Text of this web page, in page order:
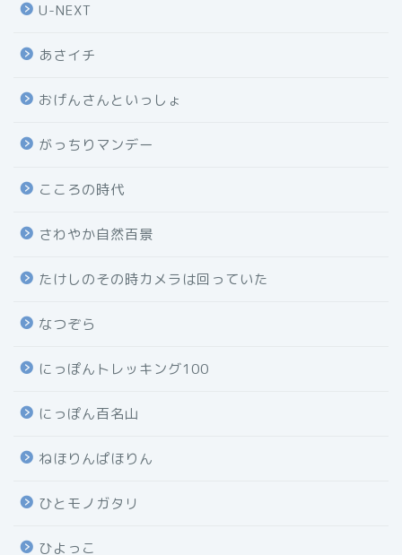
U-NEXT
あさイチ
おげんさんといっしょ
がっちりマンデー
こころの時代
さわやか自然百景
たけしのその時カメラは回っていた
なつぞら
にっぽんトレッキング100
にっぽん百名山
ねほりんぱほりん
ひとモノガタリ
ひよっこ